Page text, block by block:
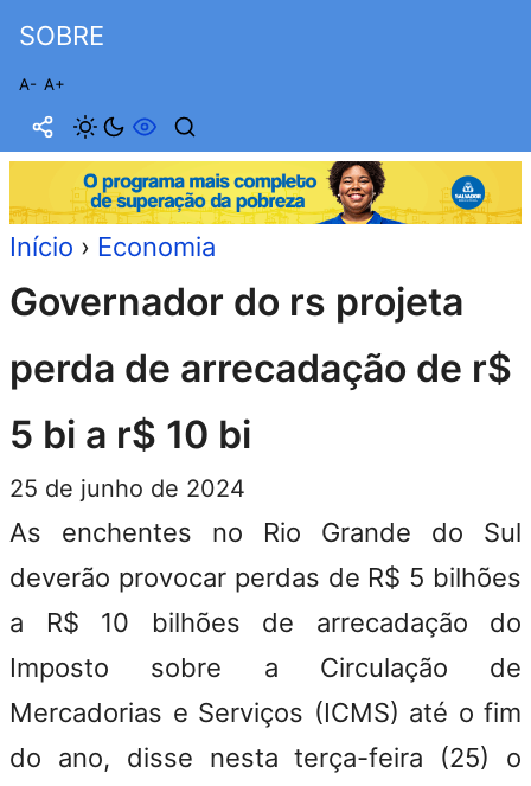
SOBRE
A- A+
Início › Economia
Governador do rs projeta
perda de arrecadação de r$
5 bi a r$ 10 bi
25 de junho de 2024
As enchentes no Rio Grande do Sul
deverão provocar perdas de R$ 5 bilhões
a R$ 10 bilhões de arrecadação do
Imposto sobre a Circulação de
Mercadorias e Serviços (ICMS) até o fim
do ano, disse nesta terça-feira (25) o